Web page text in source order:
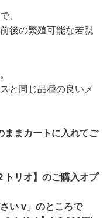
、
後の繁殖可能な若親
と同じ品種の良いメ
ままカートに入れてご
リオ】のご購入オプ
い v」のところで